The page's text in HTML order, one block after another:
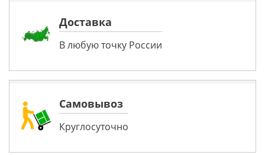
Доставка
В любую точку России
Самовывоз
Круглосуточно